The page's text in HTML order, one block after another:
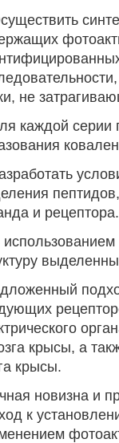
не
каждой серии
и рецептора.
крысы, а
крысы.
новизна и
к